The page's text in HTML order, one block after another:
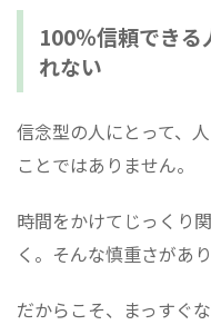
100％信頼できる
れない
信念型の人にとって、
ことではありません。
時間をかけてじっくり
く。そんな慎重さがあり
だからこそ、まっすぐ